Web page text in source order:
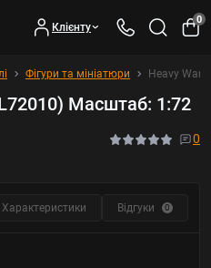
Клієнту
0
Фігури та мініатюри Heavy
Масштаб: 1:72
0
Характеристики Відгуки 0